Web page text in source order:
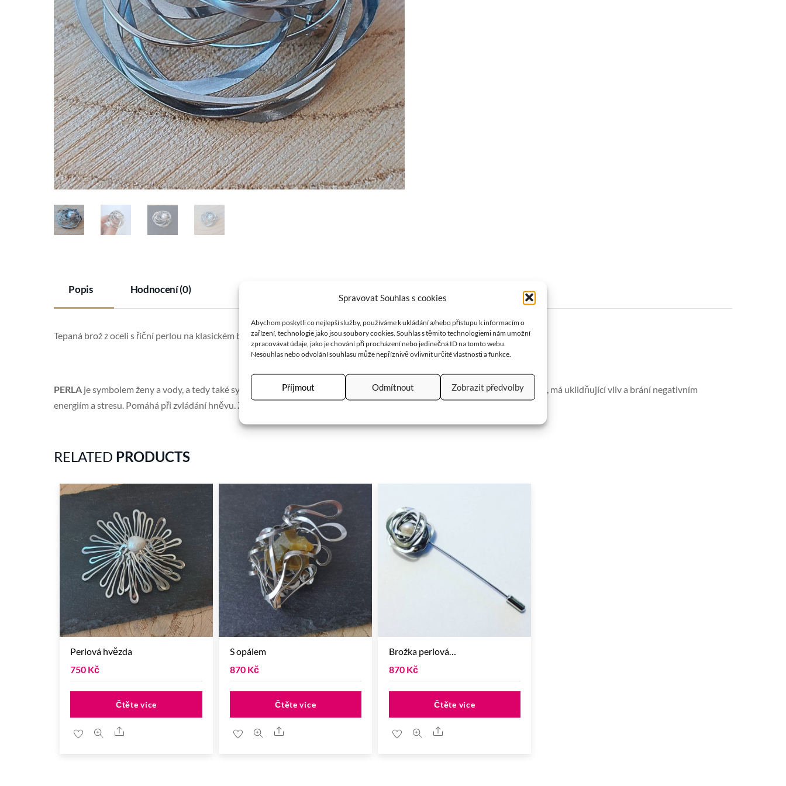
Spravovat Souhlas s cookies
Abychom poskytli co nejlepší služby, používáme k ukládání a/nebo přístupu k informacím o
zařízení, technologie jako jsou soubory cookies. Souhlas s těmito technologiemi nám umožní
zpracovávat údaje, jako je chování při procházení nebo jedinečná ID na tomto webu.
Nesouhlas nebo odvolání souhlasu může nepříznivě ovlivnit určité vlastnosti a funkce.
Příjmout Odmítnout Zobrazit předvolby
Popis Hodnocení (0)
Tepaná brož z oceli s říční perlou na klasickém brožovém špendlíku. Velikost brože je cca 5×4cm.
PERLA je symbolem ženy a vody, a tedy také symbolem plodnosti. Také je vnímána jako symbol čistoty. Přináší štěstí a zdraví, má uklidňující vliv a brání negativním
energiím a stresu. Pomáhá při zvládání hněvu. Zvyšuje sebevědomí, přitahuje bohatství a štěstí. Čistí mysl…
RELATED PRODUCTS
Perlová hvězda
750 Kč
Čtěte více
Share
S opálem
870 Kč
Čtěte více
Share
Brožka perlová…
870 Kč
Čtěte více
Share